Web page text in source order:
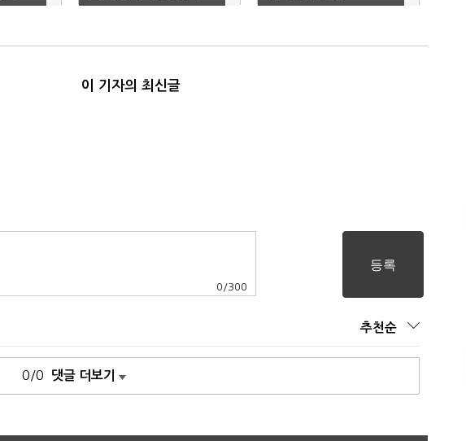
이 기자의 최신글
0 /300
추천순
0/0 댓글 더보기